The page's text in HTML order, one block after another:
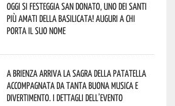
Oggi si festeggia San Donato, uno dei Santi
più amati della Basilicata! Auguri a chi
porta il suo nome
A Brienza arriva la Sagra della Patatella
accompagnata da tanta buona musica e
divertimento. I dettagli dell’evento